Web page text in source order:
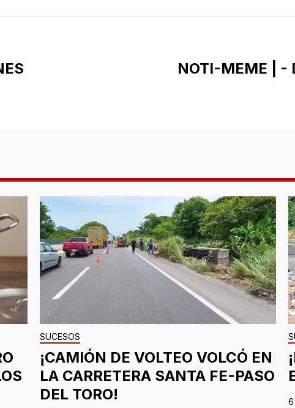
NOTI-MEME | -
SUCESOS
¡CAMIÓN DE VOLTEO VOLCÓ EN
LA CARRETERA SANTA FE-PASO
DEL TORO!